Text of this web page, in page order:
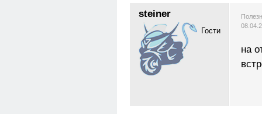
steiner
Гости
на